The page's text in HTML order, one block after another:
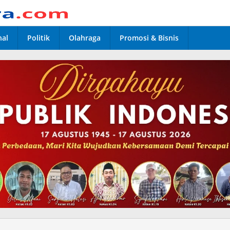
Politik Olahraga Promosi & Bisnis